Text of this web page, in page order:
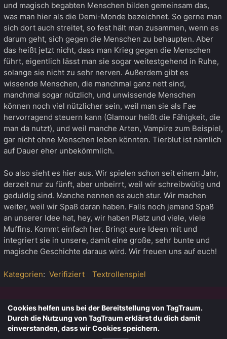
und magisch begabten Menschen bilden gemeinsam das,
was man hier als die Demi-Monde bezeichnet. So gerne man
sich dort auch streitet, so fest hält man zusammen, wenn es
darum geht, sich gegen die Menschen zu behaupten. Aber
das heißt jetzt nicht, dass man Krieg gegen die Menschen
führt, eigentlich lässt man sie sogar weitestgehend in Ruhe,
solange sie nicht zu sehr nerven. Außerdem gibt es
wissende Menschen, die manchmal ganz nett sind,
manchmal sogar nützlich, und unwissende Menschen
können noch viel nützlicher sein, weil man sie als Fae
hervorragend steuern kann (Glamour heißt die Fähigkeit, die
man da nutzt), und weil manche Arten, Vampire zum Beispiel,
gar nicht ohne Menschen leben könnten. Tierblut ist nämlich
auf Dauer eher unbekömmlich.
So also sieht es hier aus. Wir spielen schon seit einem Jahr,
derzeit nur zu fünft, aber unbeirrt, weil wir schreibwütig und
geduldig sind. Manche nennen es auch stur. Wir machen
weiter, weil wir Spaß daran haben. Falls noch jemand Spaß
an unserer Idee hat, hey, wir haben Platz und viele, viele
Muffins. Kommt einfach her. Bringt eure Ideen mit und
integriert sie in unsere, damit eine große, sehr bunte und
magische Geschichte daraus wird. Wir freuen uns auf euch!
Kategorien: Verifiziert Textrollenspiel
Cookies helfen uns bei der Bereitstellung von TagTraum.
Durch die Nutzung von TagTraum erklärst du dich damit
einverstanden, dass wir Cookies speichern.
Diese Seite wurde zuletzt am 7. August 2026 um 15:16 Uhr
bearbeitet.